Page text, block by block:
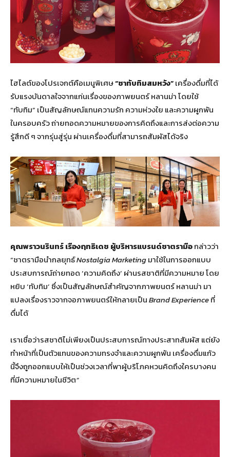
ไฮไลต์ของโปรเจกต์คือเมนูพิเศษ“ชาทับทิมสมหวัง”เครื่องดื่มที่ได้
รับแรงบันดาลใจจากแก่นเรื่องของภาพยนตร์ หลานม่า โดยใช้
“ทับทิม” เป็นสัญลักษณ์แทนความรัก ความห่วงใย และความผูกพัน
ในครอบครัว ถ่ายทอดความหมายของการคิดถึงและการส่งต่อความ
รู้สึกดี ๆ จากรุ่นสู่รุ่น ผ่านเครื่องดื่มที่สามารถสัมผัสได้จริง
คุณพราวนรินทร์ เรืองฤทธิเดช ผู้บริหารแบรนด์ชาตรามือกล่าวว่า
“ชาตรามือนำกลยุทธ์Nostalgia Marketingมาใช้ในการออกแบบ
ประสบการณ์ถ่ายทอด ‘ความคิดถึง’ ผ่านรสชาติที่มีความหมาย โดย
หยิบ ‘ทับทิม’ ซึ่งเป็นสัญลักษณ์สำคัญจากภาพยนตร์ หลานม่า มา
แปลงเรื่องราวจากจอภาพยนตร์ให้กลายเป็นBrand Experienceที่
ดื่มได้
เราเชื่อว่ารสชาติไม่เพียงเป็นประสบการณ์ทางประสาทสัมผัส แต่ยัง
ทำหน้าที่เป็นตัวแทนของความทรงจำและความผูกพัน เครื่องดื่มแก้ว
นี้จึงถูกออกแบบให้เป็นช่วงเวลาที่พาผู้บริโภคหวนคิดถึงใครบางคน
ที่มีความหมายในชีวิต”